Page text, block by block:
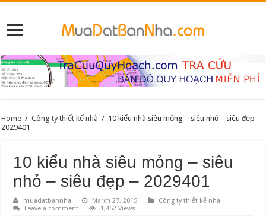
Home / Công ty thiết kế nhà / 10 kiểu nhà siêu mỏng – siêu nhỏ – siêu đẹp –
2029401
10 kiểu nhà siêu mỏng – siêu
nhỏ – siêu đẹp – 2029401
muadatbannha March 27, 2015
Công ty thiết kế nhà
Leave a comment
1,452 Views